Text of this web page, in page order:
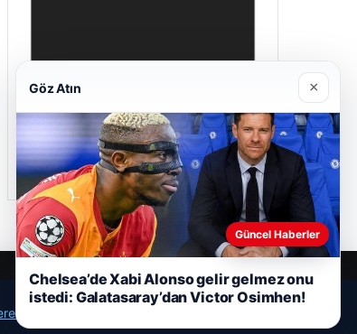
Hastaş Beton
Politikamız
Göz Atın ×
Güncel Haberler
Chelsea’de Xabi Alonso gelir gelmez onu
istedi: Galatasaray’dan Victor Osimhen!